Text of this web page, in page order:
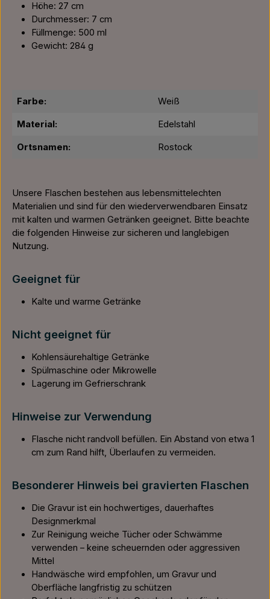
Höhe: 27 cm
Durchmesser: 7 cm
Füllmenge: 500 ml
Gewicht: 284 g
Farbe: Weiß
Material: Edelstahl
Ortsnamen: Rostock
Unsere Flaschen bestehen aus lebensmittelechten
Materialien und sind für den wiederverwendbaren Einsatz
mit kalten und warmen Getränken geeignet. Bitte beachte
die folgenden Hinweise zur sicheren und langlebigen
Nutzung.
Geeignet für
Kalte und warme Getränke
Nicht geeignet für
Kohlensäurehaltige Getränke
Spülmaschine oder Mikrowelle
Lagerung im Gefrierschrank
Hinweise zur Verwendung
Flasche nicht randvoll befüllen. Ein Abstand von etwa 1
cm zum Rand hilft, Überlaufen zu vermeiden.
Besonderer Hinweis bei gravierten Flaschen
Die Gravur ist ein hochwertiges, dauerhaftes
Designmerkmal
Zur Reinigung weiche Tücher oder Schwämme
verwenden – keine scheuernden oder aggressiven
Mittel
Handwäsche wird empfohlen, um Gravur und
Oberfläche langfristig zu schützen